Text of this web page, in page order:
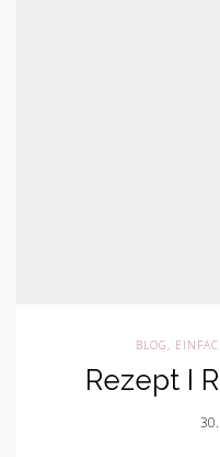
BLOG,
Rezept I